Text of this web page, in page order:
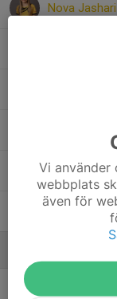
Nova Jashari
Signe
Tuva Kroon
Vida
Vi
webbplats
även för